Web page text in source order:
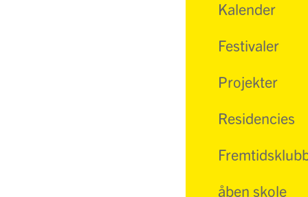
Kalender
Festivaler
Projekter
Residencies
åben skole